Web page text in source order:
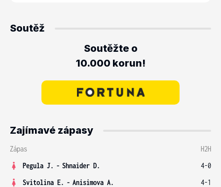
Soutěž
Soutěžte o
10.000 korun!
Zajímavé zápasy
Zápas
H2H
Pegula J. - Shnaider D.
4-0
Svitolina E. - Anisimova A.
4-1